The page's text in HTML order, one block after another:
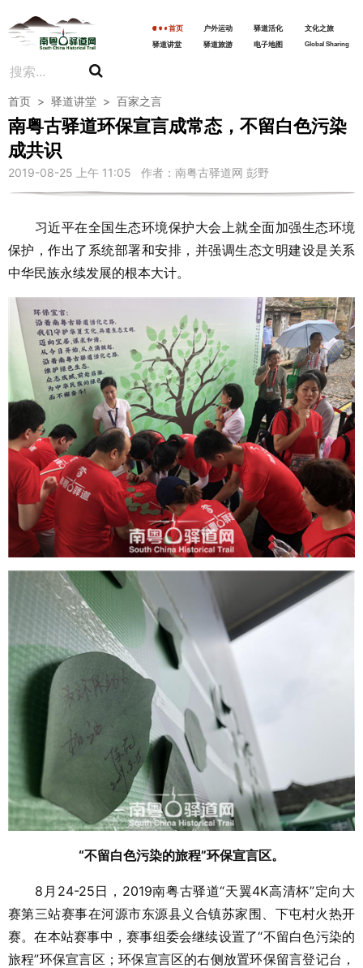
首页 户外运动 驿道活化
文化之旅
驿道讲堂
驿道旅游 电子地图 Global Sharing
首页 > 驿道讲堂 > 百家之言
南粤古驿道环保宣言成常态，不留白色污染
成共识
2019-08-25 上午 11:05 作者：南粤古驿道网 彭野
习近平在全国生态环境保护大会上就全面加强生态环境
保护，作出了系统部署和安排，并强调生态文明建设是关系
中华民族永续发展的根本大计。
“不留白色污染的旅程”环保宣言区。
8月24-25日，2019南粤古驿道“天翼4K高清杯”定向大
赛第三站赛事在河源市东源县义合镇苏家围、下屯村火热开
赛。在本站赛事中，赛事组委会继续设置了“不留白色污染的
旅程”环保宣言区；环保宣言区的右侧放置环保留言登记台，